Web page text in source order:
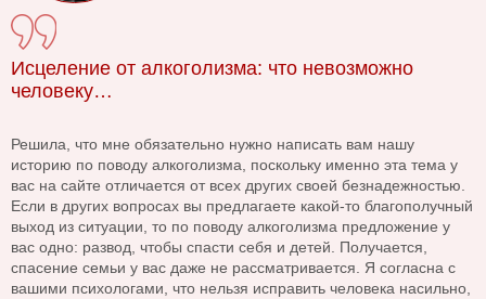
Исцеление от алкоголизма: что невозможно
человеку…
Решила, что мне обязательно нужно написать вам нашу
историю по поводу алкоголизма, поскольку именно эта тема у
вас на сайте отличается от всех других своей безнадежностью.
Если в других вопросах вы предлагаете какой-то благополучный
выход из ситуации, то по поводу алкоголизма предложение у
вас одно: развод, чтобы спасти себя и детей. Получается,
спасение семьи у вас даже не рассматривается. Я согласна с
вашими психологами, что нельзя исправить человека насильно,